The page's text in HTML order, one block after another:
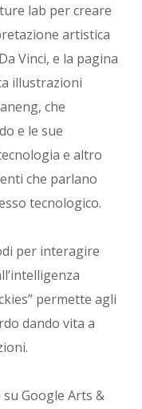
lab per creare
artistica
Vinci, e la pagina
illustrazioni
che
e le sue
e altro
che parlano
tecnologico.
per interagire
permette agli
dando vita a
Google Arts &